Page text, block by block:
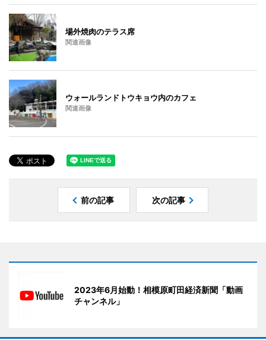
場外焼肉のテラス席
関連画像
ウォールランドトウキョウ内のカフェ
関連画像
前の記事 次の記事
2023年6月始動！相模原町田経済新聞「動画
チャンネル」